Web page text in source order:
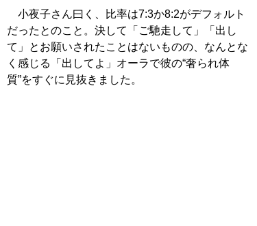
小夜子さん曰く、比率は7:3か8:2がデフォルト
だったとのこと。決して「ご馳走して」「出し
て」とお願いされたことはないものの、なんとな
く感じる「出してよ」オーラで彼の“奢られ体
質”をすぐに見抜きました。